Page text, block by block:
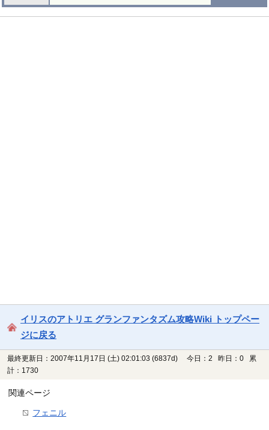
イリスのアトリエ グランファンタズム攻略Wiki トップペー
ジに戻る
最終更新日：2007年11月17日 (土) 02:01:03 (6837d)
今日：2 昨日：0 累
計：1730
関連ページ
フェニル